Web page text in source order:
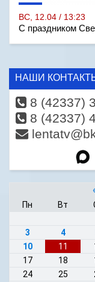
ВС, 12.04 / 13:23
С праздником
НАШИ
8 (42337)
8 (42337)
Пн Вт
3
4
10
11
17
18
24
25